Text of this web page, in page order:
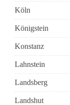
Köln
Königstein
Konstanz
Lahnstein
Landsberg
Landshut